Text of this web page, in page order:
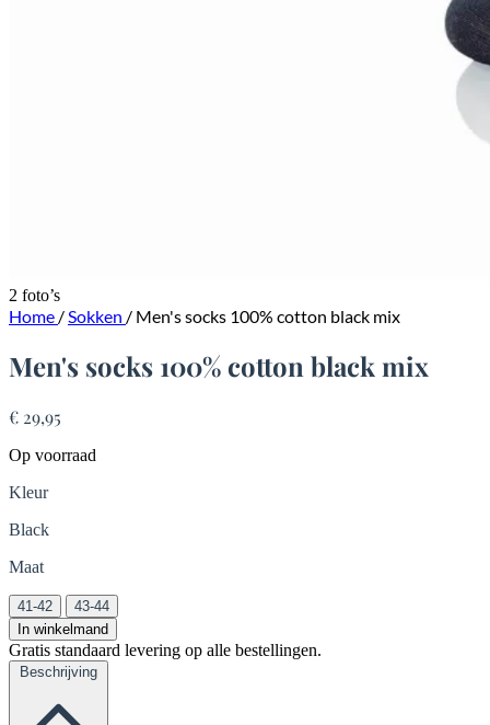
2 foto’s
Home /Sokken / Men's socks 100% cotton black mix
Men's socks 100% cotton black mix
€ 29,95
Op voorraad
Kleur
Black
Maat
41-42
43-44
In winkelmand
Gratis standaard levering op alle bestellingen.
Beschrijving